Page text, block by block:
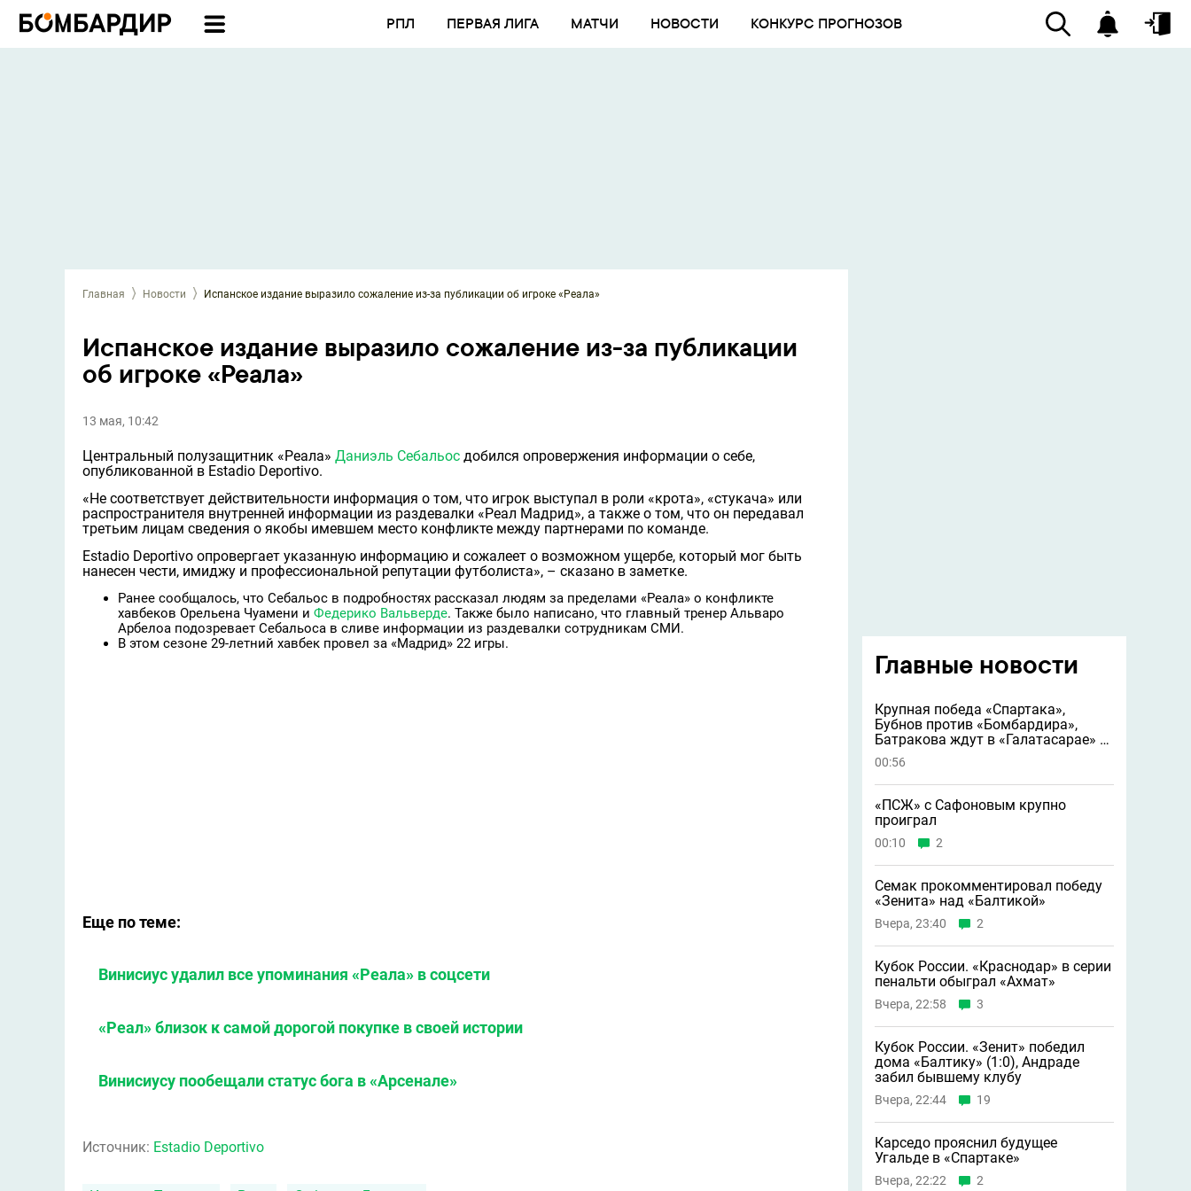
РПЛ ПЕРВАЯ ЛИГА МАТЧИ НОВОСТИ КОНКУРС ПРОГНОЗОВ
Главная Новости Испанское издание выразило сожаление из-за публикации об игроке «Реала»
Испанское издание выразило сожаление из-за публикации
об игроке «Реала»
13 мая, 10:42
Центральный полузащитник «Реала» Даниэль Себальос добился опровержения информации о себе,
опубликованной в Estadio Deportivo.
«Не соответствует действительности информация о том, что игрок выступал в роли «крота», «стукача» или
распространителя внутренней информации из раздевалки «Реал Мадрид», а также о том, что он передавал
третьим лицам сведения о якобы имевшем место конфликте между партнерами по команде.
Estadio Deportivo опровергает указанную информацию и сожалеет о возможном ущербе, который мог быть
нанесен чести, имиджу и профессиональной репутации футболиста», – сказано в заметке.
Ранее сообщалось, что Себальос в подробностях рассказал людям за пределами «Реала» о конфликте
хавбеков Орельена Чуамени и Федерико Вальверде. Также было написано, что главный тренер Альваро
Арбелоа подозревает Себальоса в сливе информации из раздевалки сотрудникам СМИ.
В этом сезоне 29-летний хавбек провел за «Мадрид» 22 игры.
Еще по теме:
Винисиус удалил все упоминания «Реала» в соцсети
«Реал» близок к самой дорогой покупке в своей истории
Винисиусу пообещали статус бога в «Арсенале»
Источник: Estadio Deportivo
Главные новости
Крупная победа «Спартака»,
Бубнов против «Бомбардира»,
Батракова ждут в «Галатасарае» и
другие новости
00:56
«ПСЖ» с Сафоновым крупно
проиграл
00:10 2
Семак прокомментировал победу
«Зенита» над «Балтикой»
Вчера, 23:40 2
Кубок России. «Краснодар» в серии
пенальти обыграл «Ахмат»
Вчера, 22:58 3
Кубок России. «Зенит» победил
дома «Балтику» (1:0), Андраде
забил бывшему клубу
Вчера, 22:44 19
Карседо прояснил будущее
Угальде в «Спартаке»
Вчера, 22:22 2